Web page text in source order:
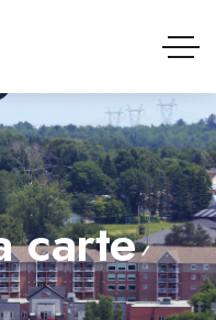
(819) 845-2981
carte